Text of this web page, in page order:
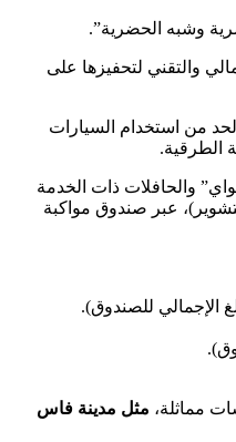
وشبه الحضرية”.
والتقني لتحفيزها على
من استخدام السيارات
الطرقية.
والحافلات ذات الخدمة
عبر صندوق مواكبة
مثل مدينة فاس